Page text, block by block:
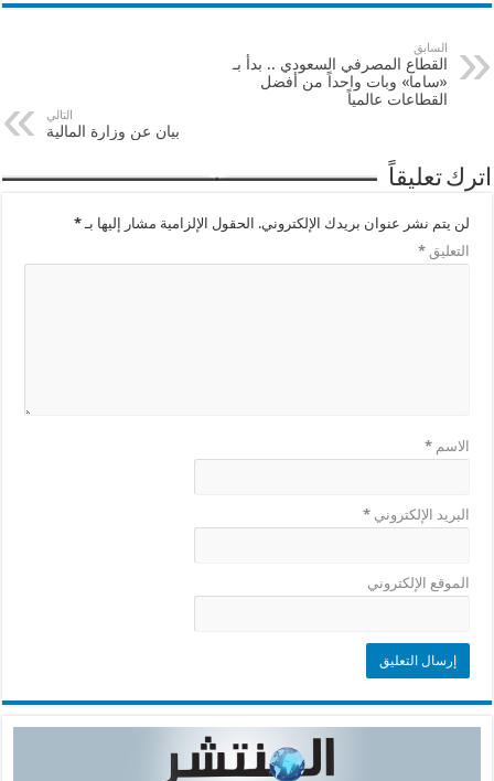
السابق
القطاع المصرفي السعودي .. بدأ بـ
«ساما» وبات واحداً من أفضل
القطاعات عالمياً
التالي
بيان عن وزارة المالية
اترك تعليقاً
لن يتم نشر عنوان بريدك الإلكتروني. الحقول الإلزامية مشار إليها بـ*
التعليق*
الاسم*
البريد الإلكتروني*
الموقع الإلكتروني